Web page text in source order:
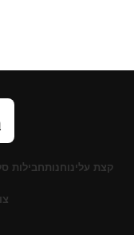
קצת עלינוחנותחבילות